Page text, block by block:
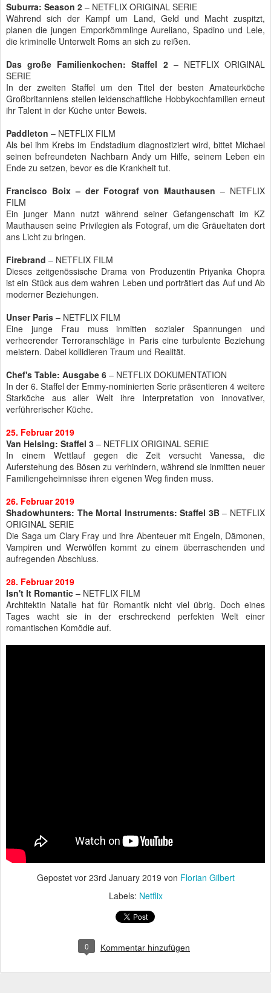
Suburra: Season 2 – NETFLIX ORIGINAL SERIE
Während sich der Kampf um Land, Geld und Macht zuspitzt,
planen die jungen Emporkömmlinge Aureliano, Spadino und Lele,
die kriminelle Unterwelt Roms an sich zu reißen.
Das große Familienkochen: Staffel 2– NETFLIX ORIGINAL
SERIE
In der zweiten Staffel um den Titel der besten Amateurköche
Großbritanniens stellen leidenschaftliche Hobbykochfamilien erneut
ihr Talent in der Küche unter Beweis.
Paddleton – NETFLIX FILM
Als bei ihm Krebs im Endstadium diagnostiziert wird, bittet Michael
seinen befreundeten Nachbarn Andy um Hilfe, seinem Leben ein
Ende zu setzen, bevor es die Krankheit tut.
Francisco Boix – der Fotograf von Mauthausen – NETFLIX
FILM
Ein junger Mann nutzt während seiner Gefangenschaft im KZ
Mauthausen seine Privilegien als Fotograf, um die Gräueltaten dort
ans Licht zu bringen.
Firebrand – NETFLIX FILM
Dieses zeitgenössische Drama von Produzentin Priyanka Chopra
ist ein Stück aus dem wahren Leben und porträtiert das Auf und Ab
moderner Beziehungen.
Unser Paris – NETFLIX FILM
Eine junge Frau muss inmitten sozialer Spannungen und
verheerender Terroranschläge in Paris eine turbulente Beziehung
meistern. Dabei kollidieren Traum und Realität.
Chef's Table: Ausgabe 6 – NETFLIX DOKUMENTATION
In der 6. Staffel der Emmy-nominierten Serie präsentieren 4 weitere
Starköche aus aller Welt ihre Interpretation von innovativer,
verführerischer Küche.
25. Februar 2019
Van Helsing: Staffel 3 – NETFLIX ORIGINAL SERIE
In einem Wettlauf gegen die Zeit versucht Vanessa, die
Auferstehung des Bösen zu verhindern, während sie inmitten neuer
Familiengeheimnisse ihren eigenen Weg finden muss.
26. Februar 2019
Shadowhunters: The Mortal Instruments: Staffel 3B– NETFLIX
ORIGINAL SERIE
Die Saga um Clary Fray und ihre Abenteuer mit Engeln, Dämonen,
Vampiren und Werwölfen kommt zu einem überraschenden und
aufregenden Abschluss.
28. Februar 2019
Isn't It Romantic – NETFLIX FILM
Architektin Natalie hat für Romantik nicht viel übrig. Doch eines
Tages wacht sie in der erschreckend perfekten Welt einer
romantischen Komödie auf.
Gepostet vor 23rd January 2019 von Florian Gilbert
Labels: Netflix
0 Kommentar hinzufügen